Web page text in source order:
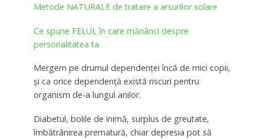
Metode NATURALE de tratare a arsurilor solare
Ce spune FELUL în care mănânci despre
personalitatea ta
Mergem pe drumul dependenței încă de mici copii,
și ca orice dependență există riscuri pentru
organism de-a lungul anilor.
Diabetul, bolile de inimă, surplus de greutate,
îmbătrânirea prematură, chiar depresia pot să